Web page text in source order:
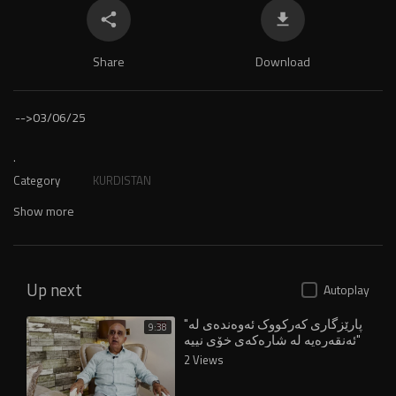
Share Download
-->03/06/25
.
Category KURDISTAN
Show more
Up next Autoplay
9:38 "پارێزگاری کەرکووک ئەوەندەی لە
ئەنقەرەیە لە شارەکەی خۆی نییە"
2 Views